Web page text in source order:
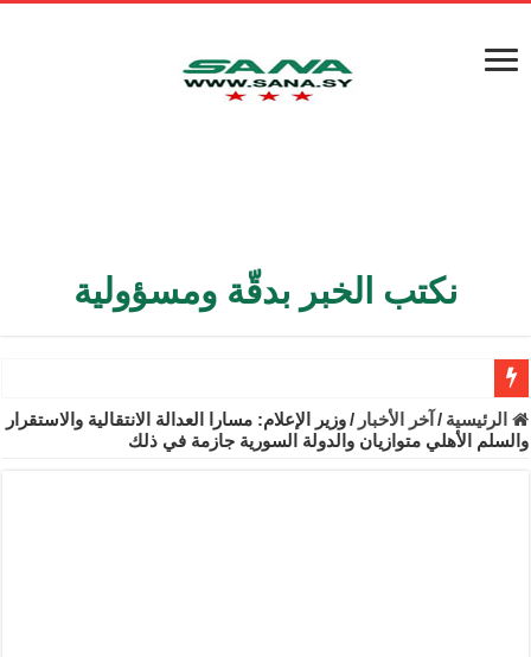
نكتب الخبر بدقّة ومسؤولية
الأمن الداخلي يعثر على مقبرة جماعية في ريف اللاذقية تضم 9 جثامين
الوزير الشيباني يبحث في باريس تعزيز الاستقرار في سوريا
الرئيسية / آخر الأخبار /وزير الإعلام: مسارا العدالة الانتقالية والاستقرار
والسلم الأهلي متوازيان والدولة السورية جازمة في ذلك